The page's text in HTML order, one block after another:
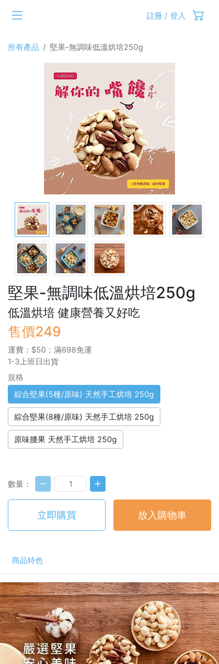
註冊 / 登入
所有產品 堅果-無調味低溫烘培250g
堅果-無調味低溫烘培250g
低溫烘培 健康營養又好吃
售價249
運費：$50；滿698免運
1-3上班日出貨
規格
綜合堅果(5種/原味) 天然手工烘培 250g
綜合堅果(8種/原味) 天然手工烘培 250g
原味腰果 天然手工烘培 250g
數量：
立即購買 放入購物車
商品特色